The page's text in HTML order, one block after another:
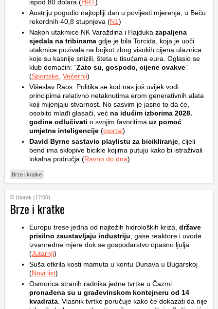
ispod 80 dolara (HRT)
Austriju pogodio najtopliji dan u povijesti mjerenja, u Beču
rekordnih 40,8 stupnjeva (N1)
Nakon utakmice NK Varaždina i Hajduka zapaljena
sjedala na tribinama gdje je bila Torcida, koja je uoči
utakmice pozivala na bojkot zbog visokih cijena ulaznica
koje su kasnije snizili, šteta u tisućama eura. Oglasio se
klub domaćin: “Zato su, gospodo, cijene ovakve”
(Sportske Večernji)
Višeslav Raos: Politika se kod nas još uvijek vodi
principima relativno netaknutima erom generativnih alata
koji mijenjaju stvarnost. No sasvim je jasno to da će,
osobito mlađi glasači, već na idućim izborima 2028.
godine odlučivati o svojim favoritima uz pomoć
umjetne inteligencije (tportal)
David Byrne sastavio playlistu za bicikliranje , cijeli
bend ima sklopive bicikle kojima putuju kako bi istraživali
lokalna područja (Ravno do dna)
Brze i kratke
Utorak (17:00)
Brze i kratke
Europu trese jedna od najtežih hidroloških kriza, države
prisilno zaustavljaju industriju , gase reaktore i uvode
izvanredne mjere dok se gospodarstvo opasno ljulja
(Jutarnji)
Suša otkrila kosti mamuta u koritu Dunava u Bugarskoj
(Novi list)
Osmorica stranih radnika jedne tvrtke u Čazmi
pronađena su u građevinskom kontejneru od 14
kvadrata . Vlasnik tvrtke poručuje kako će dokazati da nije